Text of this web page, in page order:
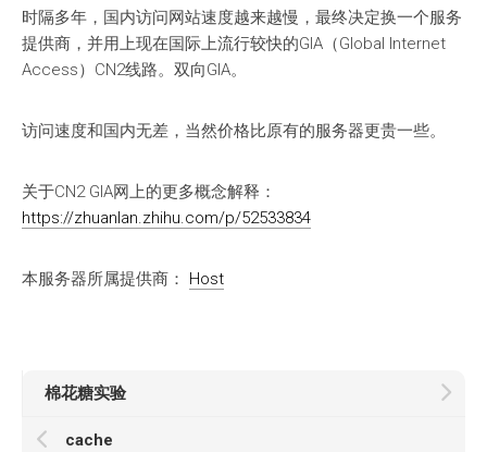
时隔多年，国内访问网站速度越来越慢，最终决定换一个服务
提供商，并用上现在国际上流行较快的GIA（Global Internet
Access）CN2线路。双向GIA。
访问速度和国内无差，当然价格比原有的服务器更贵一些。
关于CN2 GIA网上的更多概念解释：
https://zhuanlan.zhihu.com/p/52533834
本服务器所属提供商： Host
棉花糖实验
cache